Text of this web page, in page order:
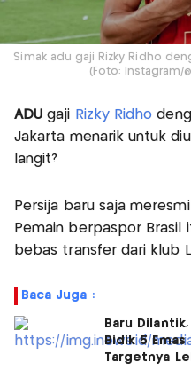
Simak adu gaji Rizky Ridho
(Foto: Instagram/
ADU gaji Rizky Ridho
Jakarta menarik untuk
langit?
Persija baru saja
Pemain berpaspor
bebas transfer dari klub
Baca Juga :
Baru
Bidik 5 Emas
Targetnya